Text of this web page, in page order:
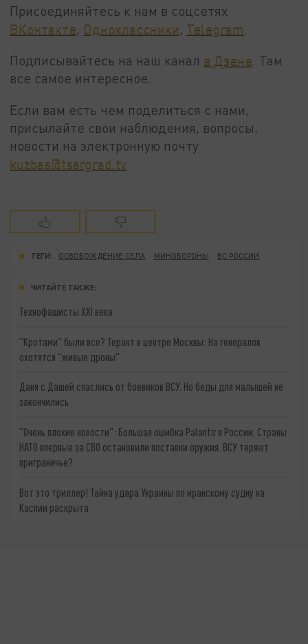
Присоединяйтесь к нам в соцсетях
ВКонтакте, Одноклассники, Telegram
Подписывайтесь на наш канал в Дзене . Там
все самое интересное.
Если вам есть чем поделиться с нами,
присылайте свои наблюдения, вопросы,
новости на электронную почту
kuzbas@tsargrad.tv
ТЕГИ: ОСВОБОЖДЕНИЕ СЕЛА МИНОБОРОНЫ ВС РОССИИ
ЧИТАЙТЕ ТАКЖЕ:
Технофашисты XXI века
"Кротами" были все? Теракт в центре Москвы: На генералов
охотятся "живые дроны"
Даня с Дашей спаслись от боевиков ВСУ. Но беды для малышей не
закончились
"Очень плохие новости": Большая ошибка Palantir в России. Страны
НАТО впервые за СВО остановили поставки оружия. ВСУ теряют
приграничье?
Вот это триллер! Тайна удара Украины по иранскому судну на
Каспии раскрыта